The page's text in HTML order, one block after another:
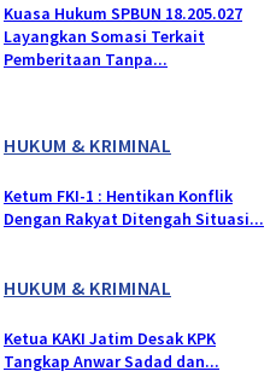
Kuasa Hukum SPBUN 18.205.027
Layangkan Somasi Terkait
Pemberitaan Tanpa...
HUKUM & KRIMINAL
Ketum FKI-1 : Hentikan Konflik
Dengan Rakyat Ditengah Situasi...
HUKUM & KRIMINAL
Ketua KAKI Jatim Desak KPK
Tangkap Anwar Sadad dan...